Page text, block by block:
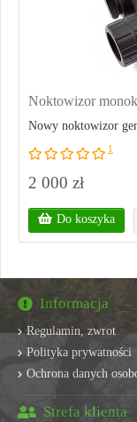
Noktowizor
Nowy noktowizor
1
2 000 zł
Do koszyka
Informacja
Regulamin, zwrot
Polityka prywatności
Ochrona danych
Strefa klienta